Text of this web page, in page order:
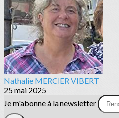
Nathalie MERCIER VIBERT
25 mai 2025
Je m'abonne à la newsletter